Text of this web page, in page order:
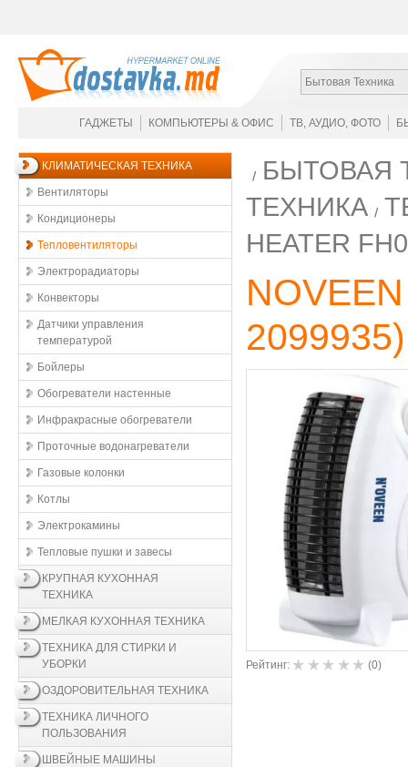
Бытовая Техника
ГАДЖЕТЫ КОМПЬЮТЕРЫ & ОФИС ТВ, АУДИО, ФОТО
КЛИМАТИЧЕСКАЯ ТЕХНИКА
Вентиляторы
Кондиционеры
Тепловентиляторы
Электрорадиаторы
Конвекторы
Датчики управления
температурой
Бойлеры
Обогреватели настенные
Инфракрасные обогреватели
Проточные водонагреватели
Газовые колонки
Котлы
Электрокамины
Тепловые пушки и завесы
КРУПНАЯ КУХОННАЯ
ТЕХНИКА
МЕЛКАЯ КУХОННАЯ ТЕХНИКА
ТЕХНИКА ДЛЯ СТИРКИ И
УБОРКИ
ОЗДОРОВИТЕЛЬНАЯ ТЕХНИКА
ТЕХНИКА ЛИЧНОГО
ПОЛЬЗОВАНИЯ
ШВЕЙНЫЕ МАШИНЫ
БЫТОВАЯ
ТЕХНИКА
HEATER
2099935)
Рейтинг: (0)